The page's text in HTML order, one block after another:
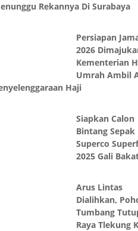
Rekannya Di Surabaya
Persiapan
2026
Kementerian
Umrah Ambil
Haji
Siapkan Calon
Bintang Sepak
Superco
2025 Gali
Arus Lintas
Dialihkan,
Tumbang
Raya Tlekung